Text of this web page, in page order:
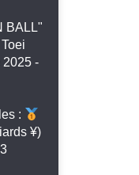
BALL"
2025 -
:
¥)